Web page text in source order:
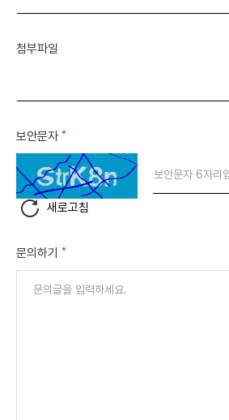
첨부파일
보안문자
새로고침
문의하기